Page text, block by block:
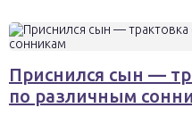
Приснился сын —
по различным